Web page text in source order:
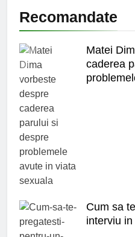
Recomandate
Matei
caderea
Cum sa
interviu